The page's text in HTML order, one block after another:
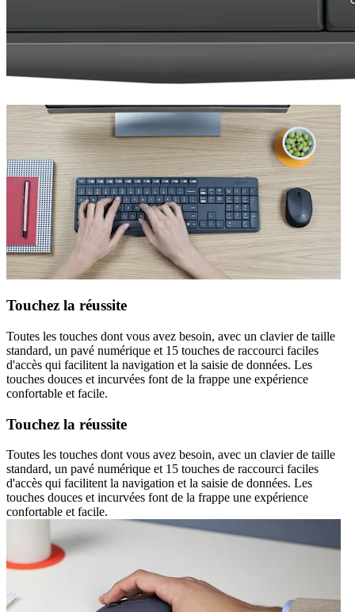
Touchez la réussite
Toutes les touches dont vous avez besoin, avec un clavier de taille
standard, un pavé numérique et 15 touches de raccourci faciles
d'accès qui facilitent la navigation et la saisie de données. Les
touches douces et incurvées font de la frappe une expérience
confortable et facile.
Touchez la réussite
Toutes les touches dont vous avez besoin, avec un clavier de taille
standard, un pavé numérique et 15 touches de raccourci faciles
d'accès qui facilitent la navigation et la saisie de données. Les
touches douces et incurvées font de la frappe une expérience
confortable et facile.